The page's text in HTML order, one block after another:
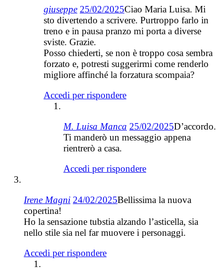
giuseppe 25/02/2025Ciao Maria Luisa. Mi
sto divertendo a scrivere. Purtroppo farlo in
treno e in pausa pranzo mi porta a diverse
sviste. Grazie.
Posso chiederti, se non è troppo cosa sembra
forzato e, potresti suggerirmi come renderlo
migliore affinché la forzatura scompaia?
Accedi per rispondere
M. Luisa Manca 25/02/2025D’accordo.
Ti manderò un messaggio appena
rientrerò a casa.
Accedi per rispondere
Irene Magni 24/02/2025Bellissima la nuova
copertina!
Ho la sensazione tubstia alzando l’asticella, sia
nello stile sia nel far muovere i personaggi.
Accedi per rispondere